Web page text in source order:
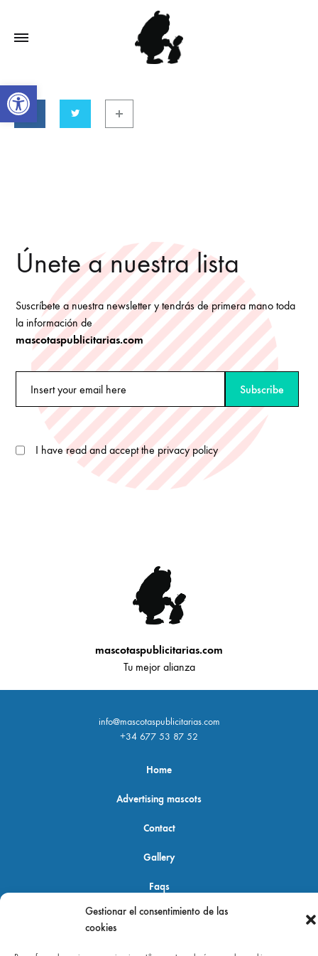
Open toolbar
Gestionar el consentimiento de las
cookies
Únete a nuestra lista
Suscríbete a nuestra newsletter y tendrás de primera mano toda
la información de
mascotaspublicitarias.com
I have read and accept the privacy policy
mascotaspublicitarias.com
Tu mejor alianza
info@mascotaspublicitarias.com
+34 677 53 87 52
Home
Advertising mascots
Contact
Gallery
Faqs